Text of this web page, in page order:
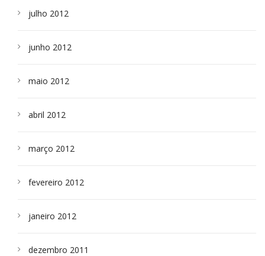
julho 2012
junho 2012
maio 2012
abril 2012
março 2012
fevereiro 2012
janeiro 2012
dezembro 2011